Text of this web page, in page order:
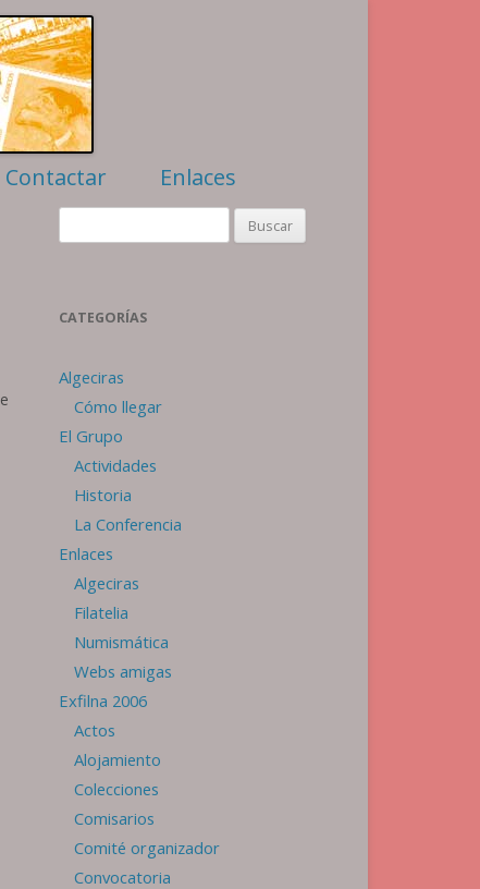
Contactar Enlaces
Filatelia
Numismática
CATEGORÍAS
Algeciras
Cómo llegar
El Grupo
Actividades
Historia
La Conferencia
Enlaces
Algeciras
Filatelia
Numismática
Webs amigas
Exfilna 2006
Actos
Alojamiento
Colecciones
Comisarios
Comité organizador
Convocatoria